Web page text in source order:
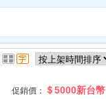
促銷價： ＄5000新台幣